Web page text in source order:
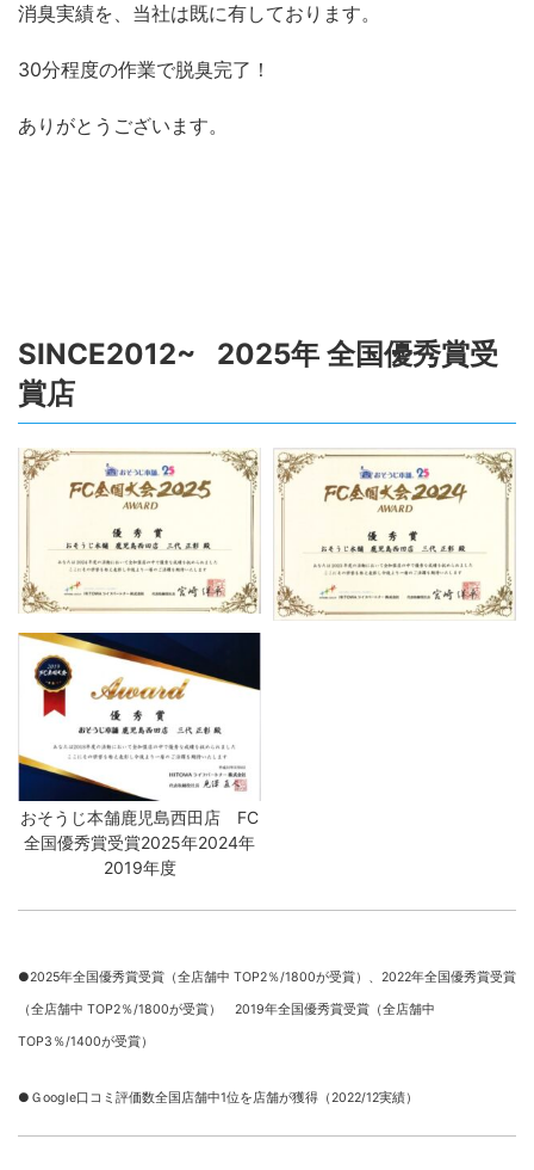
消臭実績を、当社は既に有しております。
30分程度の作業で脱臭完了！
ありがとうございます。
SINCE2012~ 2025年 全国優秀賞受
賞店
おそうじ本舗鹿児島西田店 FC
全国優秀賞受賞2025年2024年
2019年度
●2025年全国優秀賞受賞（全店舗中 TOP2％/1800が受賞）、 2022年全国優秀賞受賞
（全店舗中 TOP2％/1800が受賞） 2019年全国優秀賞受賞（全店舗中
TOP3％/1400が受賞）
●Ｇoogle口コミ評価数全国店舗中1位を店舗が獲得（2022/12実績）